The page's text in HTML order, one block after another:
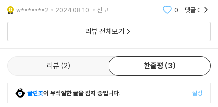
w*******2 2024.08.10. 신고 0 댓글0
리뷰 전체보기
리뷰 2 한줄평 3
클린봇이 부적절한 글을 감지 중입니다. 설정